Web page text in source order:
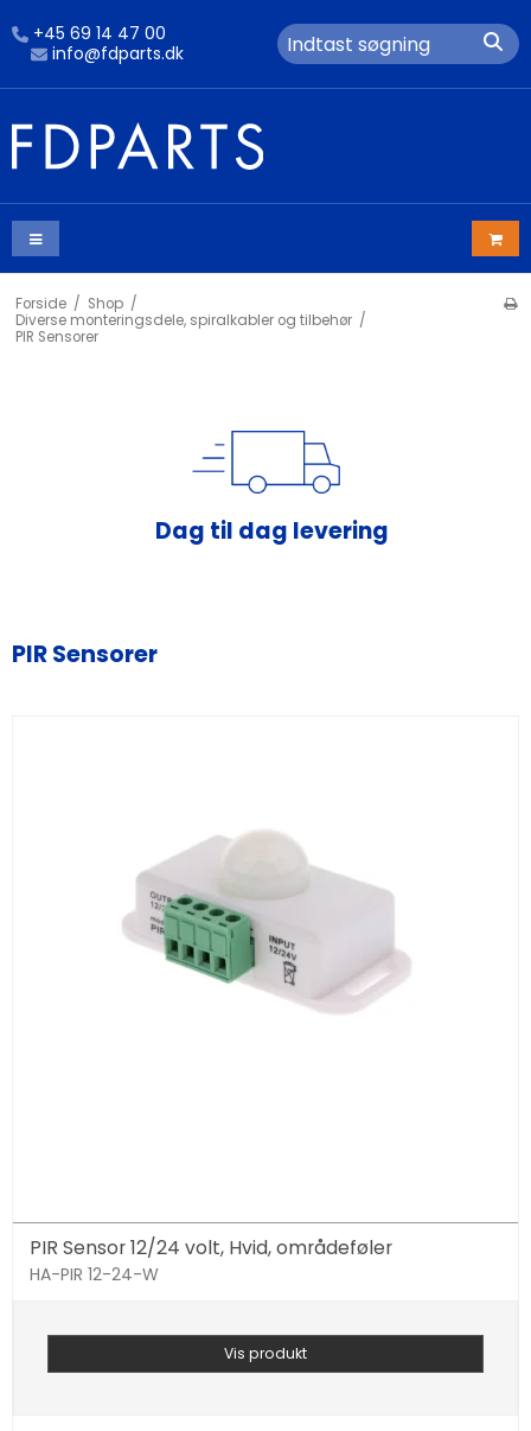
+45 69 14 47 00
info@fdparts.dk
Forside / Shop /
Diverse monteringsdele, spiralkabler og tilbehør /
PIR Sensorer
Dag til dag levering
PIR Sensorer
PIR Sensor 12/24 volt, Hvid, områdeføler
HA-PIR 12-24-W
Vis produkt